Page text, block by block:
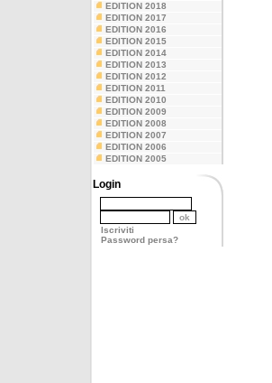
EDITION 2018
EDITION 2017
EDITION 2016
EDITION 2015
EDITION 2014
EDITION 2013
EDITION 2012
EDITION 2011
EDITION 2010
EDITION 2009
EDITION 2008
EDITION 2007
EDITION 2006
EDITION 2005
Login
Iscriviti
Password persa?